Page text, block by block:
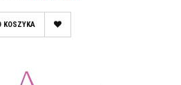
KOSZYKA